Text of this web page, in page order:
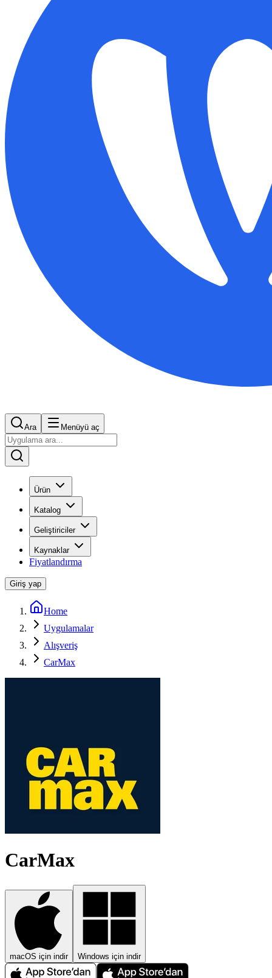
Ara Menüyü aç
Ürün
Katalog
Geliştiriciler
Kaynaklar
Fiyatlandırma
Giriş yap
Home
Uygulamalar
Alışveriş
CarMax
CarMax
macOS için indir Windows için indir